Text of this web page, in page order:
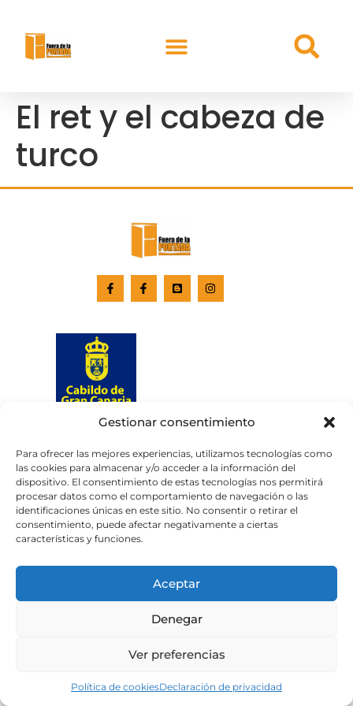
Gestionar consentimiento
Para ofrecer las mejores experiencias, utilizamos tecnologías como
las cookies para almacenar y/o acceder a la información del
dispositivo. El consentimiento de estas tecnologías nos permitirá
procesar datos como el comportamiento de navegación o las
identificaciones únicas en este sitio. No consentir o retirar el
consentimiento, puede afectar negativamente a ciertas
características y funciones.
Aceptar
Denegar
Ver preferencias
Política de cookiesDeclaración de privacidad
El ret y el cabeza de
turco
Aviso legalPolítica de privacidad
Política de cookies
Portal de transparencia